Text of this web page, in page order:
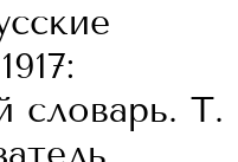
словарь. Т.